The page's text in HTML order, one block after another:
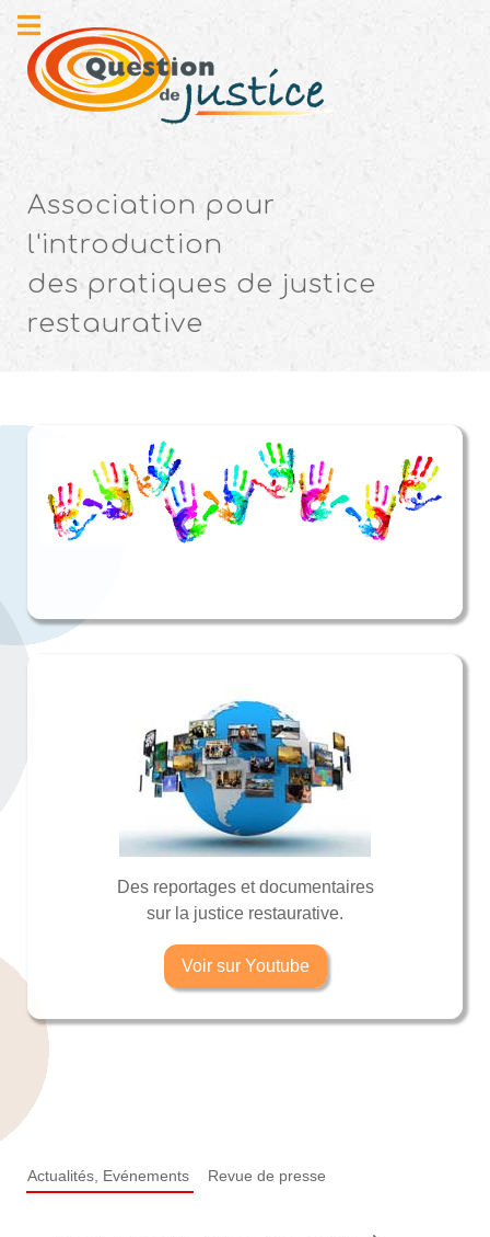
Association pour
l'introduction
des pratiques de justice
restaurative
Des reportages et documentaires
sur la justice restaurative.
Voir sur Youtube
Actualités, Evénements Revue de presse